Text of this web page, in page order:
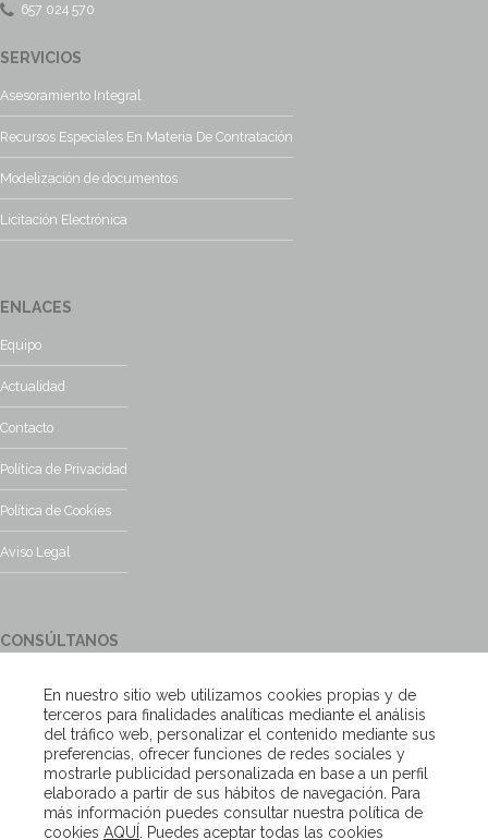
657 024 570
SERVICIOS
Asesoramiento Integral
Recursos Especiales En Materia De Contratación
Modelización de documentos
Licitación Electrónica
ENLACES
Equipo
Actualidad
Contacto
Política de Privacidad
Política de Cookies
Aviso Legal
CONSÚLTANOS
encantados
Escríbenos
En nuestro sitio web utilizamos cookies propias y de
terceros para finalidades analíticas mediante el análisis
del tráfico web, personalizar el contenido mediante sus
preferencias, ofrecer funciones de redes sociales y
mostrarle publicidad personalizada en base a un perfil
elaborado a partir de sus hábitos de navegación. Para
más información puedes consultar nuestra política de
cookies AQUÍ . Puedes aceptar todas las cookies